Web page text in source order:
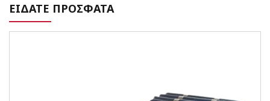
ΕΙΔΑΤΕ ΠΡΟΣΦΑΤΑ